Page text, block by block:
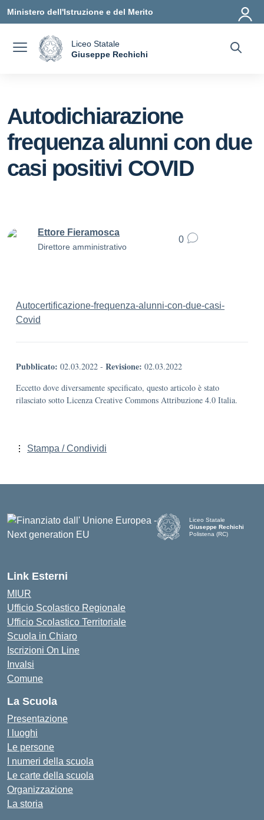
Ministero dell'Istruzione e del Merito
Liceo Statale
Giuseppe Rechichi
Autodichiarazione
frequenza alunni con due
casi positivi COVID
Ettore Fieramosca
Direttore amministrativo
0
Autocertificazione-frequenza-alunni-con-due-casi-
Covid
Pubblicato: 02.03.2022 - Revisione: 02.03.2022
Eccetto dove diversamente specificato, questo articolo è stato
rilasciato sotto Licenza Creative Commons Attribuzione 4.0 Italia.
Stampa / Condividi
Liceo Statale
Giuseppe Rechichi
Polistena (RC)
Link Esterni
MIUR
Ufficio Scolastico Regionale
Ufficio Scolastico Territoriale
Scuola in Chiaro
Iscrizioni On Line
Invalsi
Comune
La Scuola
Presentazione
I luoghi
Le persone
I numeri della scuola
Le carte della scuola
Organizzazione
La storia